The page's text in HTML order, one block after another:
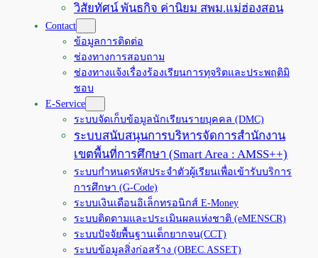
วิสัยทัศน์ พันธกิจ ค่านิยม สพม.แม่ฮ่องสอน
Contact
ข้อมูลการติดต่อ
ช่องทางการสอบถาม
ช่องทางแจ้งเรื่องร้องเรียนการทุจริตและประพฤติมิ
ชอบ
E-Service
ระบบจัดเก็บข้อมูลนักเรียนรายบุคคล (DMC)
ระบบสนับสนุนการบริหารจัดการสำนักงาน
เขตพื้นที่การศึกษา (Smart Area : AMSS++)
ระบบกำหนดรหัสประจำตัวผู้เรียนเพื่อเข้ารับบริการ
การศึกษา (G-Code)
ระบบเงินเดือนอิเล็กทรอนิกส์ E-Money
ระบบติดตามและประเมินผลแห่งชาติ (eMENSCR)
ระบบปัจจัยพื้นฐานเด็กยากจน(CCT)
ระบบข้อมูลสิ่งก่อสร้าง (OBEC.ASSET)